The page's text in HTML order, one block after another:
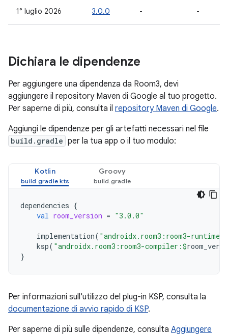
1° luglio 2026 3.0.0 - -
Dichiara le dipendenze
Per aggiungere una dipendenza da Room3, devi
aggiungere il repository Maven di Google al tuo progetto.
Per saperne di più, consulta il repository Maven di Google.
Aggiungi le dipendenze per gli artefatti necessari nel file
build.gradle per la tua app o il tuo modulo:
Kotlin Groovy
dependencies {
val room_version = "3.0.0"
implementation( "androidx.room3:room3-runtime:
ksp( "androidx.room3:room3-compiler:$
}
Per informazioni sull'utilizzo del plug-in KSP, consulta la
documentazione di avvio rapido di KSP.
Per saperne di più sulle dipendenze, consulta Aggiungere